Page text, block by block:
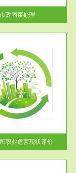
市政固废处理
职业危害现状评价